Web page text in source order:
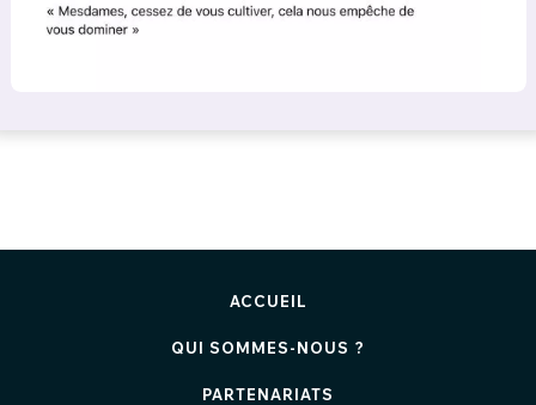
ACCUEIL
QUI SOMMES-NOUS ?
PARTENARIATS